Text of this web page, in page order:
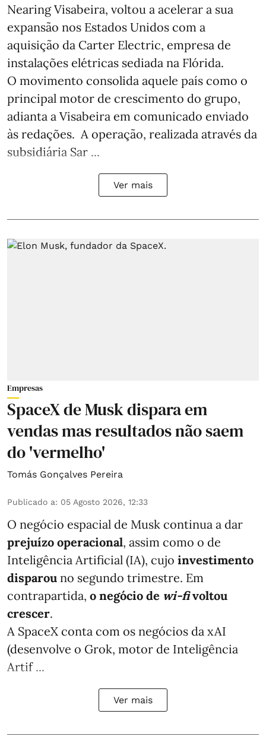
Nearing Visabeira, voltou a acelerar a sua
expansão nos Estados Unidos com a
aquisição da Carter Electric, empresa de
instalações elétricas sediada na Flórida.
O movimento consolida aquele país como o
principal motor de crescimento do grupo,
adianta a Visabeira em comunicado enviado
às redações. A operação, realizada através da
subsidiária Sar ...
Ver mais
Empresas
SpaceX de Musk dispara em
vendas mas resultados não saem
do 'vermelho'
Tomás Gonçalves Pereira
Publicado a: 05 Agosto 2026, 12:33
O negócio espacial de Musk continua a dar
prejuízo operacional, assim como o de
Inteligência Artificial (IA), cujo investimento
disparou no segundo trimestre. Em
contrapartida, o negócio de wi-fivoltou
crescer.
A SpaceX conta com os negócios da xAI
(desenvolve o Grok, motor de Inteligência
Artif ...
Ver mais